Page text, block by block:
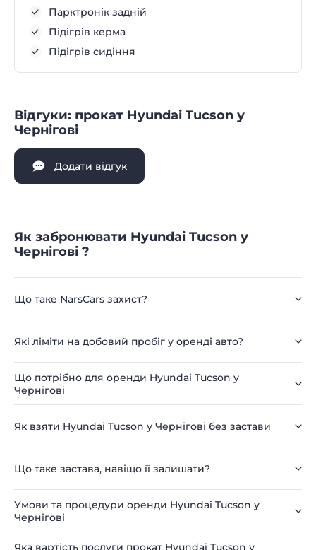
Парктронік задній
Підігрів керма
Підігрів сидіння
Відгуки: прокат Hyundai Tucson у
Чернігові
Додати відгук
Як забронювати Hyundai Tucson у
Чернігові ?
Що таке NarsCars захист?
Які ліміти на добовий пробіг у оренді авто?
Що потрібно для оренди Hyundai Tucson у
Чернігові
Як взяти Hyundai Tucson у Чернігові без застави
Що таке застава, навіщо її залишати?
Умови та процедури оренди Hyundai Tucson у
Чернігові
Яка вартість послуги прокат Hyundai Tucson у